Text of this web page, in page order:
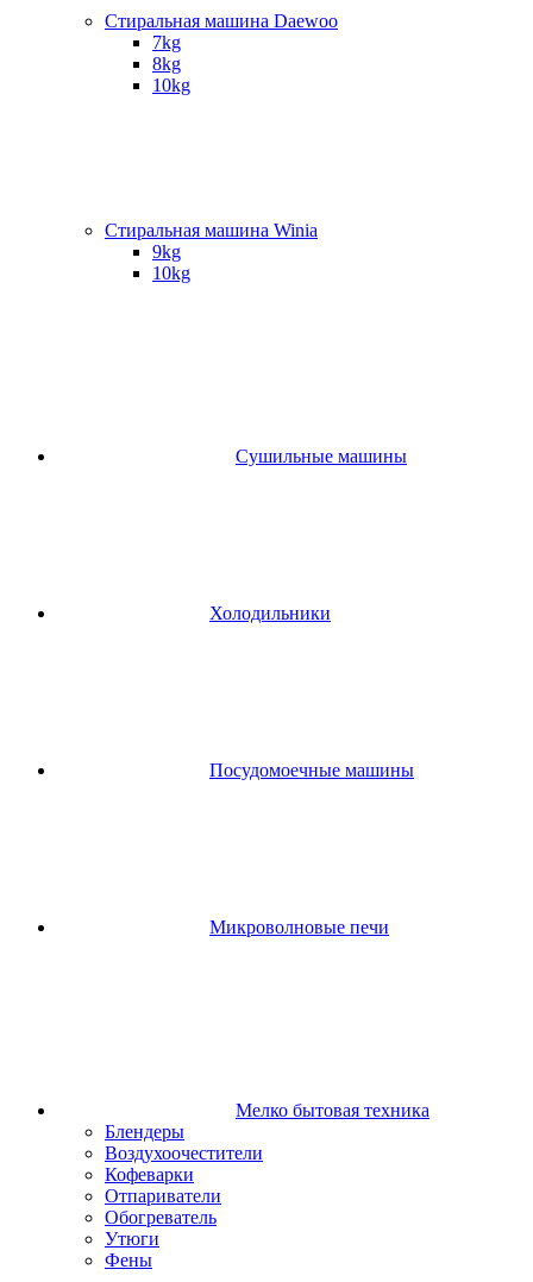
Стиральная машина Daewoo
7kg
8kg
10kg
Стиральная машина Winia
9kg
10kg
Сушильные машины
Холодильники
Посудомоечные машины
Микроволновые печи
Мелко бытовая техника
Блендеры
Воздухоочестители
Кофеварки
Отпариватели
Обогреватель
Утюги
Фены